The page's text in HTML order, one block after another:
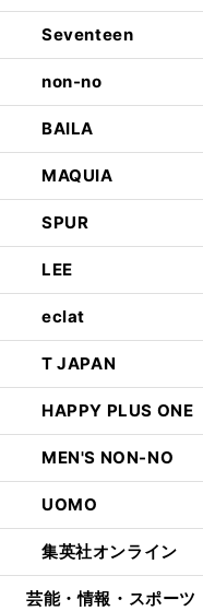
Seventeen
non-no
BAILA
MAQUIA
SPUR
LEE
eclat
T JAPAN
HAPPY PLUS ONE
MEN'S NON-NO
UOMO
集英社オンライン
芸能・情報・スポーツ